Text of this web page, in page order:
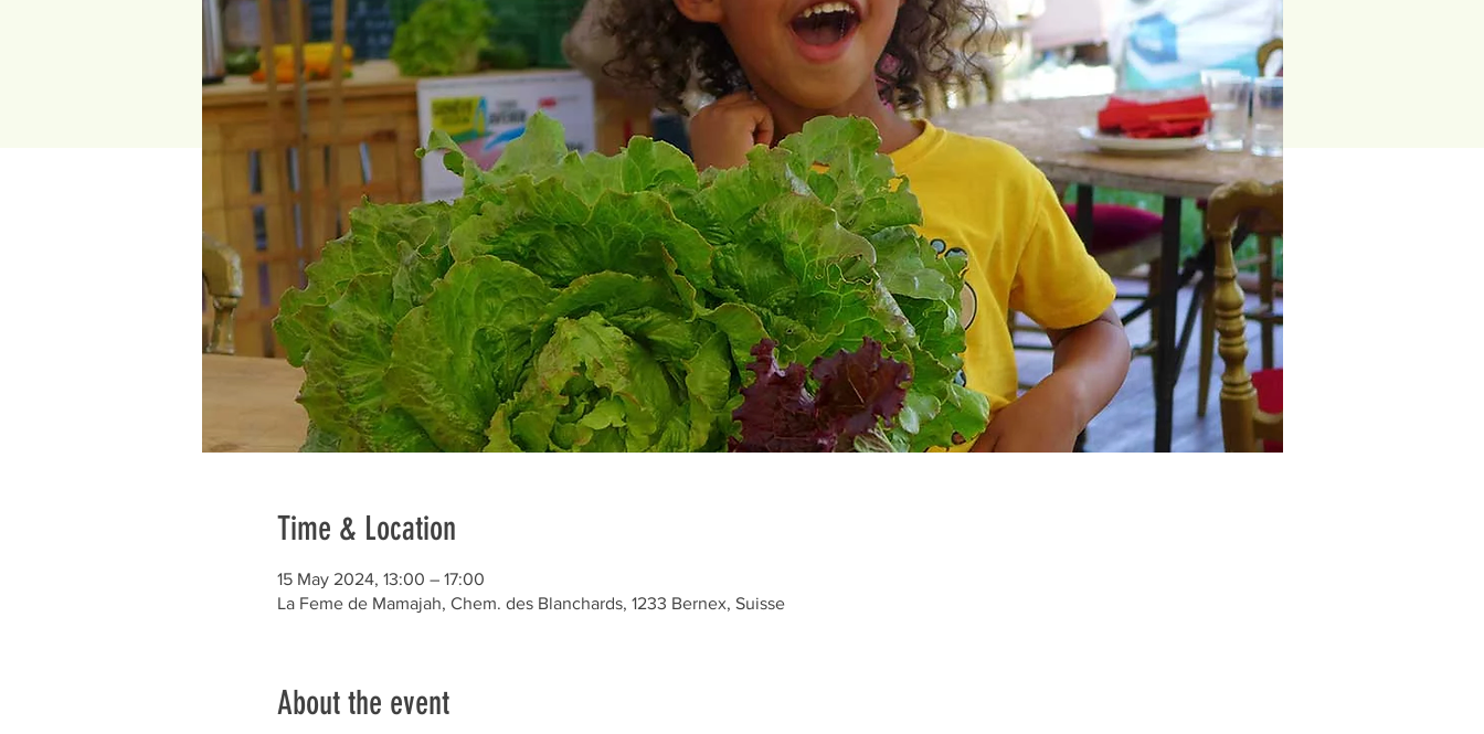
Time & Location
15 May 2024, 13:00 – 17:00
La Feme de Mamajah, Chem. des Blanchards, 1233 Bernex, Suisse
About the event